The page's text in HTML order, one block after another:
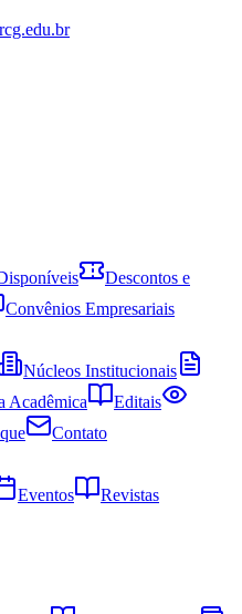
Descontos e
Convênios Empresariais
Núcleos Institucionais
Acadêmica
Editais
Contato
Eventos
Revistas